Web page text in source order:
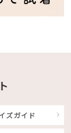
ズガイド